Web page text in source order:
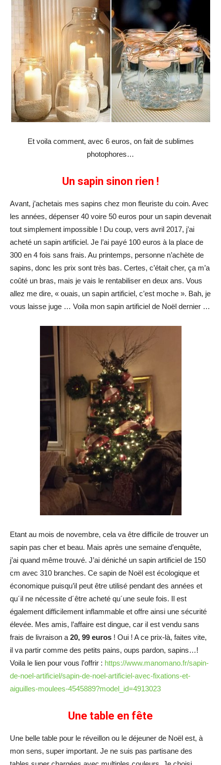
Et voila comment, avec 6 euros, on fait de sublimes
photophores…
Un sapin sinon rien !
Avant, j’achetais mes sapins chez mon fleuriste du coin. Avec
les années, dépenser 40 voire 50 euros pour un sapin devenait
tout simplement impossible ! Du coup, vers avril 2017, j’ai
acheté un sapin artificiel. Je l’ai payé 100 euros à la place de
300 en 4 fois sans frais. Au printemps, personne n’achète de
sapins, donc les prix sont très bas. Certes, c’était cher, ça m’a
coûté un bras, mais je vais le rentabiliser en deux ans. Vous
allez me dire, « ouais, un sapin artificiel, c’est moche ». Bah, je
vous laisse juge … Voila mon sapin artificiel de Noël dernier …
Etant au mois de novembre, cela va être difficile de trouver un
sapin pas cher et beau. Mais après une semaine d’enquête,
j’ai quand même trouvé. J’ai déniché un sapin artificiel de 150
cm avec 310 branches. Ce sapin de Noël est écologique et
économique puisqu’il peut être utilisé pendant des années et
qu´il ne nécessite d´être acheté qu´une seule fois. Il est
également difficilement inflammable et offre ainsi une sécurité
élevée. Mes amis, l’affaire est dingue, car il est vendu sans
frais de livraison a 20, 99 euros ! Oui ! A ce prix-là, faites vite,
il va partir comme des petits pains, oups pardon, sapins…!
Voila le lien pour vous l’offrir : https://www.manomano.fr/sapin-
de-noel-artificiel/sapin-de-noel-artificiel-avec-fixations-et-
aiguilles-moulees-4545889?model_id=4913023
Une table en fête
Une belle table pour le réveillon ou le déjeuner de Noël est, à
mon sens, super important. Je ne suis pas partisane des